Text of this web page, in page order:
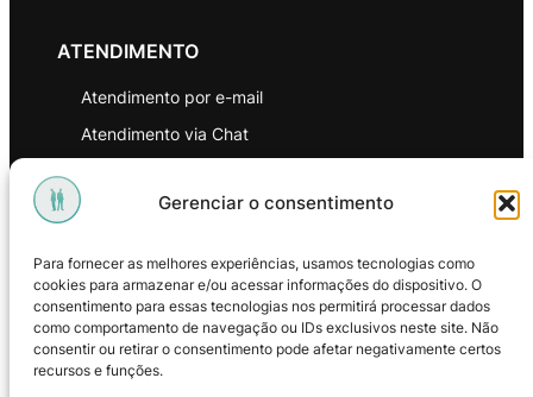
Gerenciar o consentimento
Para fornecer as melhores experiências, usamos tecnologias como
cookies para armazenar e/ou acessar informações do dispositivo. O
consentimento para essas tecnologias nos permitirá processar dados
como comportamento de navegação ou IDs exclusivos neste site. Não
consentir ou retirar o consentimento pode afetar negativamente certos
recursos e funções.
ATENDIMENTO
Atendimento por e-mail
Atendimento via Chat
Política de Privacidade
Política de Troca e Devoluções
Política de Reembolso